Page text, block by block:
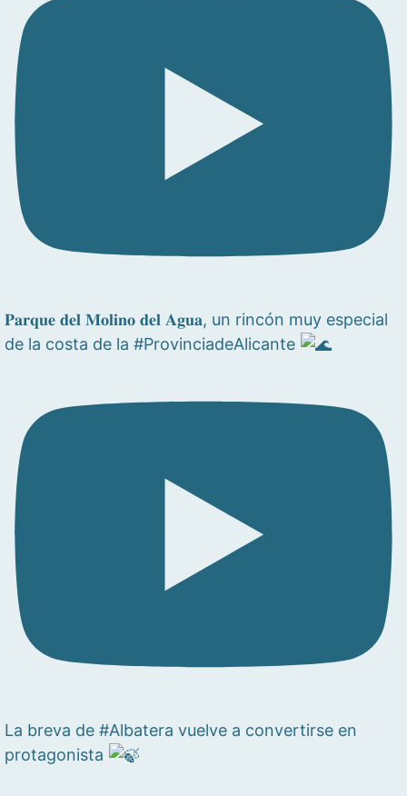
𝐏𝐚𝐫𝐪𝐮𝐞 𝐝𝐞𝐥 𝐌𝐨𝐥𝐢𝐧𝐨 𝐝𝐞𝐥 𝐀𝐠𝐮𝐚, un rincón muy especial
de la costa de la #ProvinciadeAlicante
La breva de #Albatera vuelve a convertirse en
protagonista